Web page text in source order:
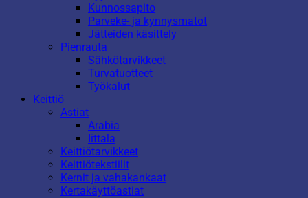
Kunnossapito
Parveke- ja kynnysmatot
Jätteiden käsittely
Pienrauta
Sähkötarvikkeet
Turvatuotteet
Työkalut
Keittiö
Astiat
Arabia
Iittala
Keittiötarvikkeet
Keittiötekstiilit
Kernit ja vahakankaat
Kertakäyttöastiat